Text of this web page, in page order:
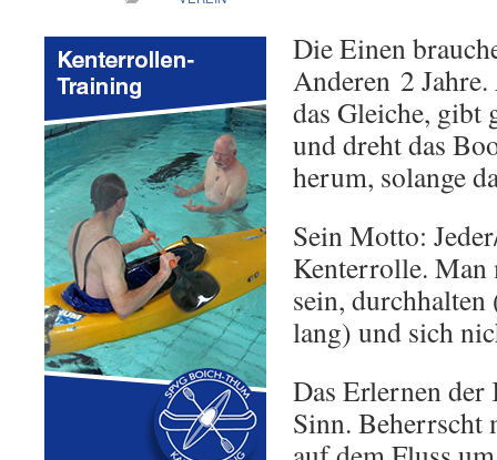
Die Einen
Anderen 2
das Gleiche,
und dreht das
herum, solange
Sein Motto:
Kenterrolle. Man
sein,
lang) und sich
Das Erlernen
Sinn. Beherrscht